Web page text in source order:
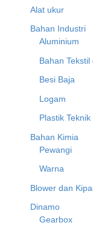
Alat ukur
Bahan Industri
Aluminium
Bahan Tekstil
Besi Baja
Logam
Plastik Teknik
Bahan Kimia
Pewangi
Warna
Blower dan
Dinamo
Gearbox